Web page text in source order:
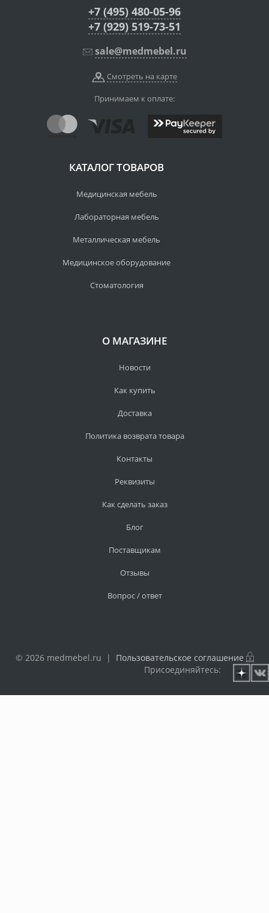
+7 (495) 480-05-96
+7 (929) 519-73-51
sale@medmebel.ru
Смотреть на карте
Принимаем к оплате:
КАТАЛОГ ТОВАРОВ
Медицинская мебель
Лабораторная мебель
Металлическая мебель
Медицинское оборудование
Стоматология
О МАГАЗИНЕ
Новости
Как купить
Доставка
Политика возврата товара
Контакты
Реквизиты
Как сделать заказ
Блог
Поставщикам
Отзывы
Вопрос / ответ
© 2026 medmebel.ru | Пользовательское соглашение
Присоединяйтесь: